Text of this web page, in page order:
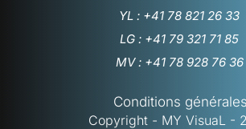
YL : +41 78 821 26 33
LG : +41 79 321 71 85
MV : +41 78 928 76 36
Conditions générales
Copyright - MY VisuaL -